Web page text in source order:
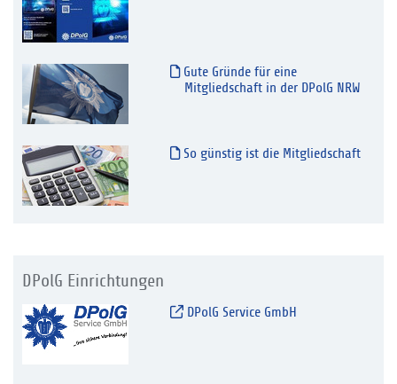
Gute Gründe für eine
Mitgliedschaft in der DPolG NRW
So günstig ist die Mitgliedschaft
DPolG Einrichtungen
DPolG Service GmbH